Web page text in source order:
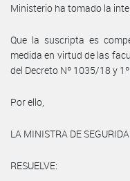
Ministerio ha tomado la
Que la suscripta es
medida en virtud de las
del Decreto Nº 1035/18 y
Por ello,
LA MINISTRA DE
RESUELVE: